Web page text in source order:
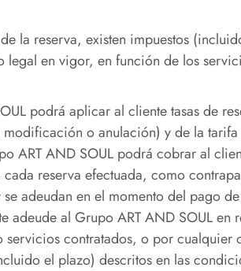
la reserva, existen impuestos
legal en vigor, en función de los
podrá aplicar al cliente tasas de
o anulación) y de la
ART AND SOUL podrá cobrar al
cada reserva efectuada, como
adeudan en el momento del pago
adeude al Grupo ART AND SOUL
servicios contratados, o por
el plazo) descritos en las